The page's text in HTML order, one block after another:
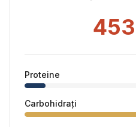
Proteine
Carbohidrați